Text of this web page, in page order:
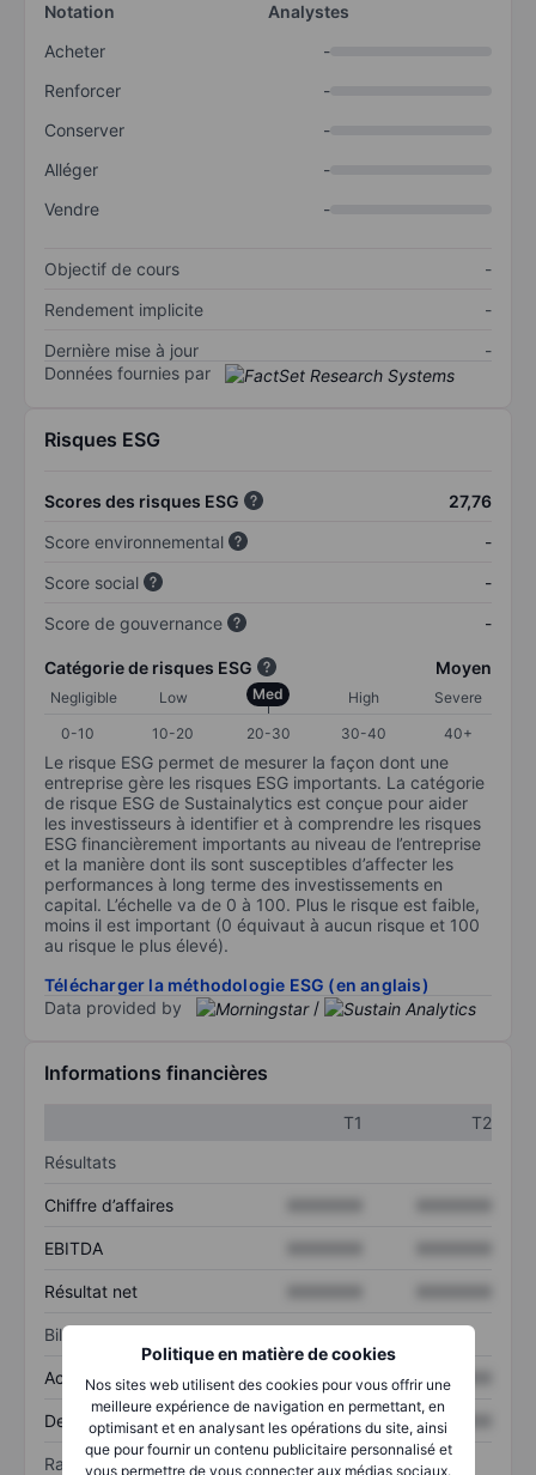
Politique en matière de cookies
Nos sites web utilisent des cookies pour vous offrir une
meilleure expérience de navigation en permettant, en
optimisant et en analysant les opérations du site, ainsi
que pour fournir un contenu publicitaire personnalisé et
vous permettre de vous connecter aux médias sociaux.
Notation
Analystes
Acheter
-
Renforcer
-
Conserver
-
Alléger
-
Vendre
-
Objectif de cours
-
Rendement implicite
-
Dernière mise à jour
-
Données fournies par
Risques ESG
Scores des risques ESG
27,76
Score environnemental
-
Score social
-
Score de gouvernance
-
Catégorie de risques ESG Moyen
Negligible Low Med High
Severe
0-10
10-20 20-30 30-40 40+
Le risque ESG permet de mesurer la façon dont une
entreprise gère les risques ESG importants. La catégorie
de risque ESG de Sustainalytics est conçue pour aider
les investisseurs à identifier et à comprendre les risques
ESG financièrement importants au niveau de l’entreprise
et la manière dont ils sont susceptibles d’affecter les
performances à long terme des investissements en
capital. L’échelle va de 0 à 100. Plus le risque est faible,
moins il est important (0 équivaut à aucun risque et 100
au risque le plus élevé).
Télécharger la méthodologie ESG (en anglais)
Data provided by
/
Informations financières
T1
T2
Résultats
Chiffre d’affaires
EBITDA
Résultat net
Bilan
Actif total XXXXXXX XXXXXXX
Dette totale XXXXXXX XXXXXXX
Ratios